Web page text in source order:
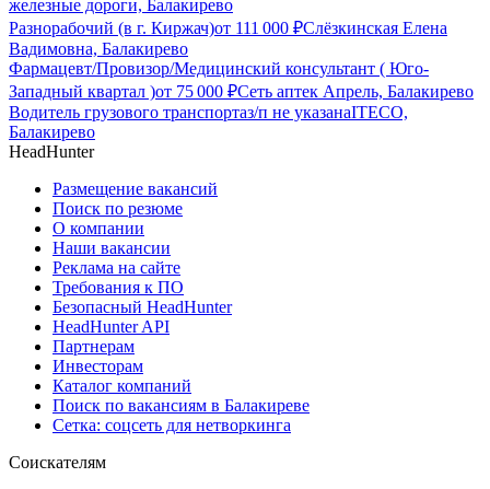
железные дороги, Балакирево
Разнорабочий (в г. Киржач)от 111 000 ₽Слёзкинская Елена
Вадимовна, Балакирево
Фармацевт/Провизор/Медицинский консультант ( Юго-
Западный квартал )от 75 000 ₽Сеть аптек Апрель, Балакирево
Водитель грузового транспортаз/п не указанаITECO,
Балакирево
HeadHunter
Размещение вакансий
Поиск по резюме
О компании
Наши вакансии
Реклама на сайте
Требования к ПО
Безопасный HeadHunter
HeadHunter API
Партнерам
Инвесторам
Каталог компаний
Поиск по вакансиям в Балакиреве
Сетка: соцсеть для нетворкинга
Соискателям